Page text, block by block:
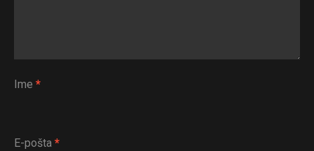
Ime *
E-pošta *